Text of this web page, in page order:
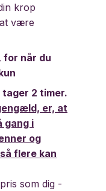
krop
være
for når du
2 timer.
er, at
gang i
og
flere kan
som dig -